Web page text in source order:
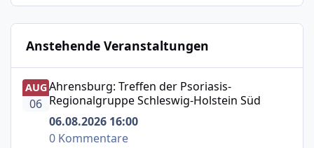
Anstehende Veranstaltungen
Ahrensburg: Treffen der Psoriasis-Regionalgruppe
AUG
06
Ahrensburg: Treffen der Psoriasis-
Regionalgruppe Schleswig-Holstein Süd
06.08.2026 16:00
0 Kommentare